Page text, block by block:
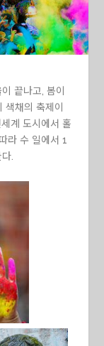
끝나고, 봄이
채의 축제이
계 도시에서 홀
라 수 일에서 1
.